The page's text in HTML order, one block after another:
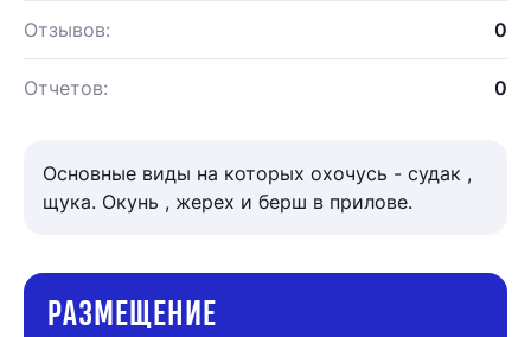
Отзывов: 0
Отчетов: 0
Основные виды на которых охочусь - судак ,
щука. Окунь , жерех и берш в прилове.
РАЗМЕЩЕНИЕ